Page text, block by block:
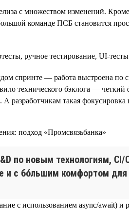
с множеством изменений. Кроме
команде ПСБ становится
ручное тестирование, UI-
спринте — работа выстроена по
технического бэклога —
разработчикам такая фокусировка
по новым технологиям,
и с бóльшим комфортом для
с использованием async/await) и